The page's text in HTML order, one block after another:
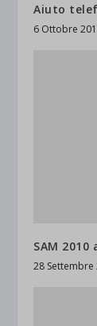
Aiuto
6 Ottobre
SAM
28 Settembre